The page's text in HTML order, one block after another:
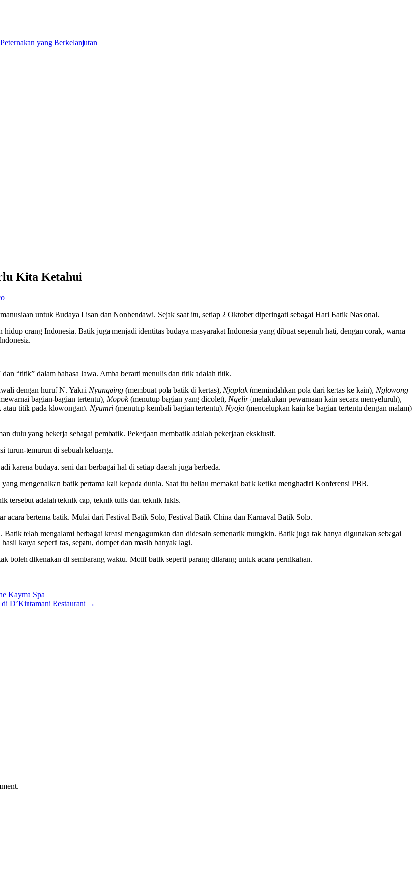
yang Berkelanjutan
Kita Ketahui
untuk Budaya Lisan dan Nonbendawi. Sejak saat itu, setiap 2 Oktober diperingati sebagai Hari Batik Nasional.
orang Indonesia. Batik juga menjadi identitas budaya masyarakat Indonesia yang dibuat sepenuh hati, dengan corak, warna
“titik” dalam bahasa Jawa. Amba berarti menulis dan titik adalah titik.
dengan huruf N. Yakni Nyungging (membuat pola batik di kertas), Njaplak(memindahkan pola dari kertas ke kain), Nglowong
bagian-bagian tertentu), Mopok(menutup bagian yang dicolet), Ngelir(melakukan pewarnaan kain secara menyeluruh),
atau titik pada klowongan), Nyumri (menutup kembali bagian tertentu), Nyoja (mencelupkan kain ke bagian tertentu dengan malam)
dulu yang bekerja sebagai pembatik. Pekerjaan membatik adalah pekerjaan eksklusif.
turun-temurun di sebuah keluarga.
karena budaya, seni dan berbagai hal di setiap daerah juga berbeda.
mengenalkan batik pertama kali kepada dunia. Saat itu beliau memakai batik ketika menghadiri Konferensi PBB.
tersebut adalah teknik cap, teknik tulis dan teknik lukis.
acara bertema batik. Mulai dari Festival Batik Solo, Festival Batik China dan Karnaval Batik Solo.
telah mengalami berbagai kreasi mengagumkan dan didesain semenarik mungkin. Batik juga tak hanya digunakan sebagai
karya seperti tas, sepatu, dompet dan masih banyak lagi.
boleh dikenakan di sembarang waktu. Motif batik seperti parang dilarang untuk acara pernikahan.
Kayma Spa
D’Kintamani Restaurant →